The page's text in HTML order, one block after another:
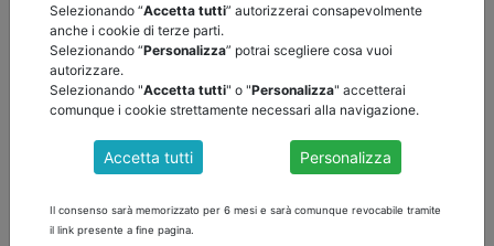
home documenti pubblici
finanza locale/osservatorio
/torna indietro
DOCUMENTI PUBBLICI
FINANZA LOCALE: COMUNICATO STAMPA
E' stato adottato dal Ministero dell'Interno e dal Dipartimento per
Selezionando “Accetta tutti” autorizzerai consapevolmente
anche i cookie di terze parti.
Selezionando “Personalizza” potrai scegliere cosa vuoi
autorizzare.
Selezionando "Accetta tutti" o "Personalizza" accetterai
comunque i cookie strettamente necessari alla navigazione.
Accetta tutti Personalizza
Il consenso sarà memorizzato per 6 mesi e sarà comunque revocabile tramite
il link presente a fine pagina.